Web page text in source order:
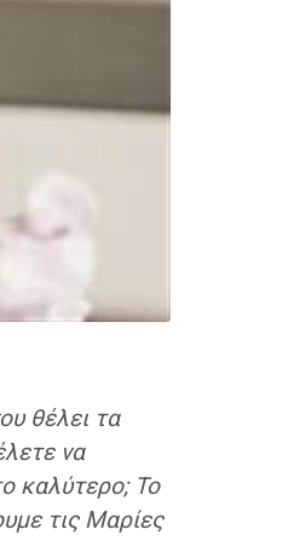
θέλει τα
να
καλύτερο; Το
τις Μαρίες